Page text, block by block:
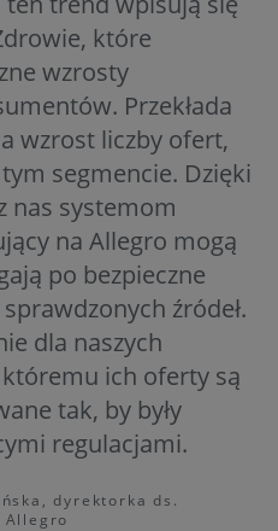
które
wzrosty
Przekłada
wzrost liczby ofert,
segmencie. Dzięki
nas systemom
na Allegro mogą
po bezpieczne
źródeł.
dla naszych
ich oferty są
tak, by były
regulacjami.
dyrektorka ds.
Allegro